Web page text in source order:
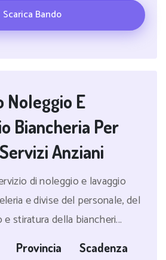
Scarica Bando
Noleggio E
Biancheria Per
Anziani
di noleggio e lavaggio
e divise del personale, del
stiratura della biancheri...
Provincia Scadenza